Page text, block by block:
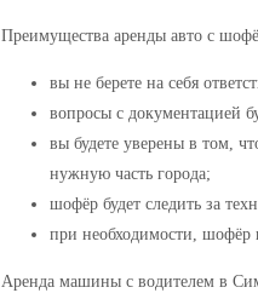
Преимущества аренды авто с
вы не берете на себя
вопросы с документацией
вы будете уверены в том,
нужную часть города;
шофёр будет следить за
при необходимости,
Аренда машины с водителем в